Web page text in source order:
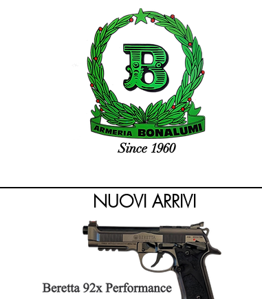
Since 1960
NUOVI ARRIVI